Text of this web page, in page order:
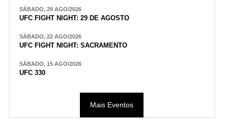
SÁBADO, 29 AGO/2026
UFC FIGHT NIGHT: 29 DE AGOSTO
SÁBADO, 22 AGO/2026
UFC FIGHT NIGHT: SACRAMENTO
SÁBADO, 15 AGO/2026
UFC 330
Mais Eventos